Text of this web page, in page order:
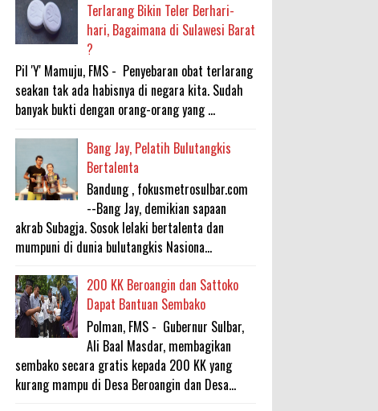
Terlarang Bikin Teler Berhari-
hari, Bagaimana di Sulawesi Barat
?
Pil 'Y' Mamuju, FMS - Penyebaran obat terlarang
seakan tak ada habisnya di negara kita. Sudah
banyak bukti dengan orang-orang yang ...
Bang Jay, Pelatih Bulutangkis
Bertalenta
Bandung , fokusmetrosulbar.com
--Bang Jay, demikian sapaan
akrab Subagja. Sosok lelaki bertalenta dan
mumpuni di dunia bulutangkis Nasiona...
200 KK Beroangin dan Sattoko
Dapat Bantuan Sembako
Polman, FMS - Gubernur Sulbar,
Ali Baal Masdar, membagikan
sembako secara gratis kepada 200 KK yang
kurang mampu di Desa Beroangin dan Desa...